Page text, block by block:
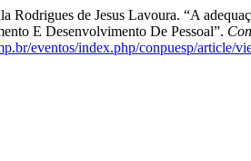
de Jesus Lavoura. “A
E Desenvolvimento De Pessoal”.
eventos/index.php/conpuesp/article/